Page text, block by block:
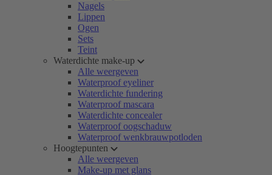
Nagels
Lippen
Ogen
Sets
Teint
Waterdichte make-up
Alle weergeven
Waterproof eyeliner
Waterdichte fundering
Waterproof mascara
Waterdichte concealer
Waterproof oogschaduw
Waterproof wenkbrauwpotloden
Hoogtepunten
Alle weergeven
Make-up met glans